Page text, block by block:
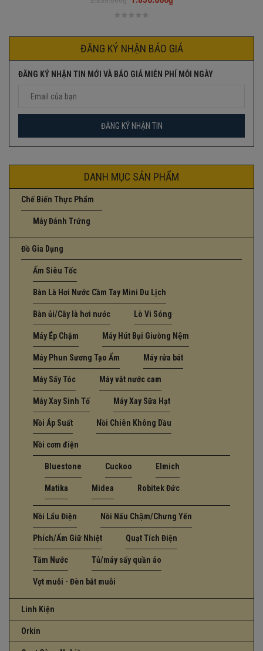
ĐĂNG KÝ NHẬN BÁO GIÁ
ĐĂNG KÝ NHẬN TIN MỚI VÀ BÁO GIÁ MIỄN PHÍ MỖI NGÀY
DANH MỤC SẢN PHẨM
Chế Biến Thực Phẩm
Máy Đánh Trứng
Đồ Gia Dụng
Ấm Siêu Tốc
Bàn Là Hơi Nước Cầm Tay Mini Du Lịch
Bàn ủi/Cây là hơi nước Lò Vi Sóng
Máy Ép Chậm Máy Hút Bụi Giường Nệm
Máy Phun Sương Tạo Ẩm Máy rửa bát
Máy Sấy Tóc Máy vắt nước cam
Máy Xay Sinh Tố Máy Xay Sữa Hạt
Nồi Áp Suất Nồi Chiên Không Dầu
Nồi cơm điện
Bluestone Cuckoo Elmich
Matika Midea Robitek Đức
Nồi Lẩu Điện Nồi Nấu Chậm/Chưng Yến
Phích/Ấm Giữ Nhiệt Quạt Tích Điện
Tăm Nước Tủ/máy sấy quần áo
Vợt muỗi - Đèn bắt muỗi
Linh Kiện
Orkin